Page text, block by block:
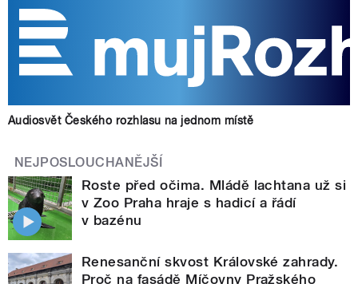
Audiosvět Českého rozhlasu na jednom místě
NEJPOSLOUCHANĚJŠÍ
Roste před očima. Mládě lachtana už si
v Zoo Praha hraje s hadicí a řádí
v bazénu
Renesanční skvost Královské zahrady.
Proč na fasádě Míčovny Pražského